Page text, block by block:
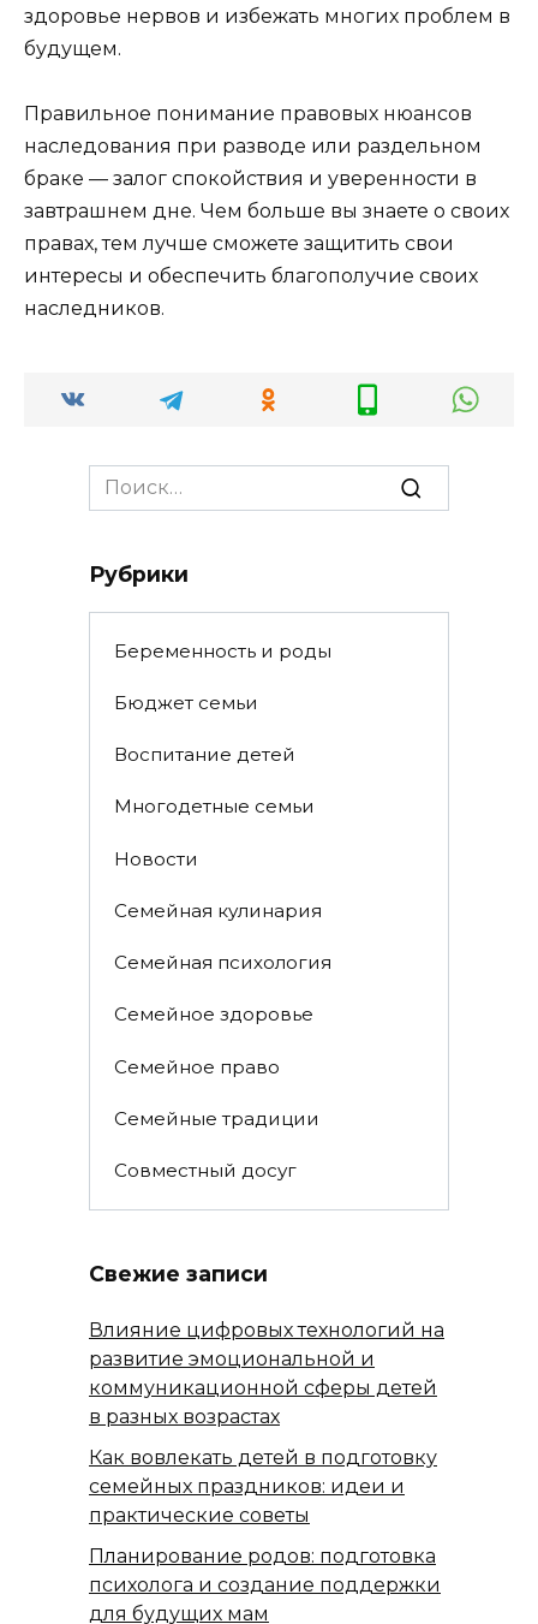
здоровье нервов и избежать многих проблем в
будущем.
Правильное понимание правовых нюансов
наследования при разводе или раздельном
браке — залог спокойствия и уверенности в
завтрашнем дне. Чем больше вы знаете о своих
правах, тем лучше сможете защитить свои
интересы и обеспечить благополучие своих
наследников.
Search
for:
Рубрики
Беременность и роды
Бюджет семьи
Воспитание детей
Многодетные семьи
Новости
Семейная кулинария
Семейная психология
Семейное здоровье
Семейное право
Семейные традиции
Совместный досуг
Свежие записи
Влияние цифровых технологий на
развитие эмоциональной и
коммуникационной сферы детей
в разных возрастах
Как вовлекать детей в подготовку
семейных праздников: идеи и
практические советы
Планирование родов: подготовка
психолога и создание поддержки
для будущих мам